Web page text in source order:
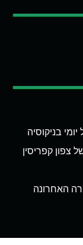
בניקוסיה
צפון קפריסין
האחרונה